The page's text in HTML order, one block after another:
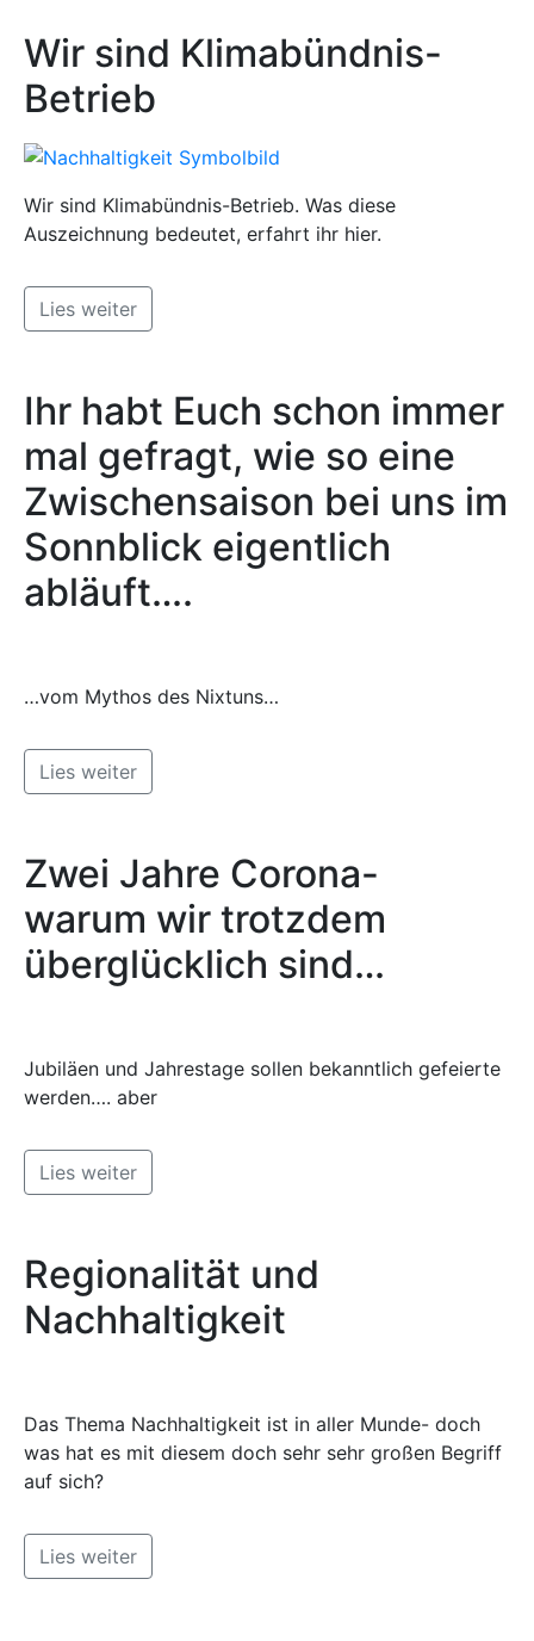
Wir sind Klimabündnis-
Betrieb
Wir sind Klimabündnis-Betrieb. Was diese
Auszeichnung bedeutet, erfahrt ihr hier.
Lies weiter
Ihr habt Euch schon immer
mal gefragt, wie so eine
Zwischensaison bei uns im
Sonnblick eigentlich
abläuft….
…vom Mythos des Nixtuns…
Lies weiter
Zwei Jahre Corona-
warum wir trotzdem
überglücklich sind…
Jubiläen und Jahrestage sollen bekanntlich gefeierte
werden…. aber
Lies weiter
Regionalität und
Nachhaltigkeit
Das Thema Nachhaltigkeit ist in aller Munde- doch
was hat es mit diesem doch sehr sehr großen Begriff
auf sich?
Lies weiter